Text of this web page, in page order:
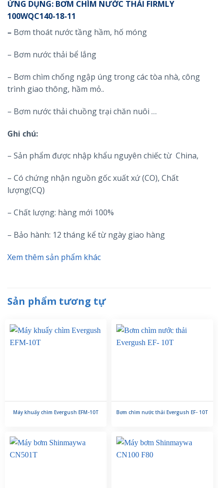
ỨNG DỤNG: BƠM CHÌM NƯỚC THẢI FIRMLY
100WQC140-18-11
– Bơm thoát nước tầng hầm, hố móng
– Bơm nước thải bể lắng
– Bơm chìm chống ngập úng trong các tòa nhà, công
trình giao thông, hầm mỏ..
– Bơm nước thải chuồng trại chăn nuôi …
Ghi chú:
– Sản phẩm được nhập khẩu nguyên chiếc từ China,
– Có chứng nhận nguồn gốc xuất xứ (CO), Chất
lượng(CQ)
– Chất lượng: hàng mới 100%
– Bảo hành: 12 tháng kể từ ngày giao hàng
Xem thêm sản phẩm khác
Sản phẩm tương tự
Máy khuấy chìm Evergush EFM-10T Bơm chìm nước thải Evergush EF- 10T